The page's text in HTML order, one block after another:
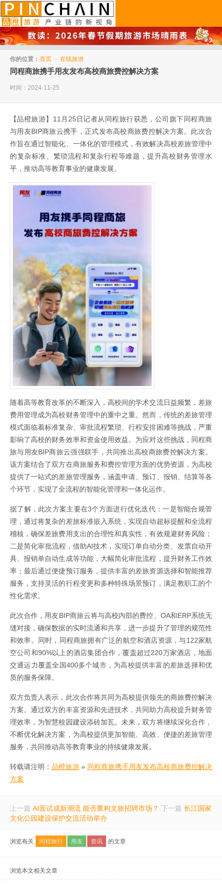
你的位置： 首页 > 在线旅游
同程商旅携手用友发布高校商旅费控解决方案
时间：2024-11-25
【品橙旅游】11月25日记者从同程旅行获悉，公司旗下同程商旅
与用友BIP商旅云携手，正式发布高校商旅费控解决方案。此次合
作旨在通过智能化、一体化的管理模式，有效解决高校差旅管理中
的复杂标准、繁琐流程和复杂行程等难题，提升高校财务管理水
平，推动高等教育事业的健康发展。
随着高等教育改革的不断深入，高校间的学术交流日益频繁，差旅
费用管理成为高校财务管理中的重中之重。然而，传统的差旅管理
模式面临着标准复杂、审批流程繁琐、行程安排困难等挑战，严重
影响了高校的财务效率和资金使用效益。为应对这些挑战，同程商
旅与用友BIP商旅云强强联手，共同推出高校商旅费控解决方案。
该方案结合了双方在商旅服务和费控管理方面的优势资源，为高校
提供了一站式的差旅管理服务，涵盖申请、预订、报销、结算等各
个环节，实现了全流程的智能化管理和一体化运作。
据了解，此次方案主要在3个方面进行优化迭代：一是智能合规管
理，通过将复杂的差旅标准嵌入系统，实现自动超标提醒和全流程
稽核，确保差旅费用支出的合理性和真实性，有效规避财务风险；
二是简化审批流程，借助AI技术，实现订单自动分类、发票自动开
具、报销单自动生成等功能，大幅简化审批流程，提升财务工作效
率；最后通过便捷预订服务，提供丰富的差旅资源选择和智能推荐
服务，支持灵活的行程变更和多种特殊场景预订，满足教职工的个
性化需求。
此次合作，用友BIP商旅云将与高校内部的费控、OA和ERP系统无
缝对接，确保数据的实时流通和共享，进一步提升了管理的规范性
和效率。同时，同程商旅拥有广泛的航空和酒店资源，与122家航
空公司和90%以上的酒店集团合作，覆盖超过220万家酒店，地面
交通运力覆盖全国400多个城市，为高校提供丰富的差旅选择和优
质的服务保障。
双方负责人表示，此次合作将共同为高校提供领先的商旅费控解决
方案。通过双方的丰富资源和先进技术，共同助力高校提升财务管
理效率，为智慧校园建设添砖加瓦。未来，双方将继续深化合作，
不断优化解决方案，为高校提供更加智能、高效、便捷的差旅管理
服务，共同推动高等教育事业的持续健康发展。
转载请注明： 品橙旅游 » 同程商旅携手用友发布高校商旅费控解决
方案
上一篇 AI面试成新潮流 能否重构文旅招聘市场？ 下一篇 长江国家
文化公园建设保护交流活动举办
浏览有关 同程旅行 用友 资讯 的文章
浏览本文相关文章